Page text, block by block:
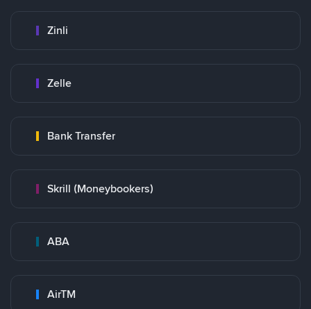
Zinli
Zelle
Bank Transfer
Skrill (Moneybookers)
ABA
AirTM